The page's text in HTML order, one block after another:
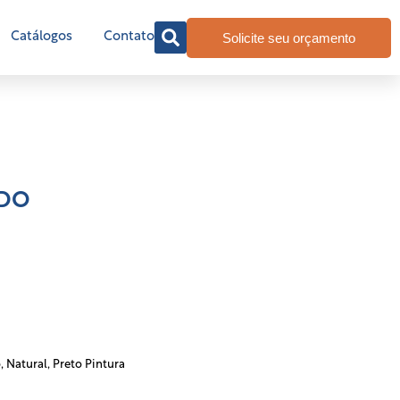
Catálogos Contato Solicite seu orçamento
, Natural, Preto Pintura